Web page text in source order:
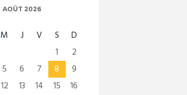
AOÛT 2026
M J V S
D
1
2
5 6 7 8
9
12 13 14 15
16